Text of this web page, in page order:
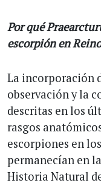
Por qué
escorpión en
La incorporación
observación y la
descritas en los
rasgos
escorpiones en
permanecían en
Historia Natural